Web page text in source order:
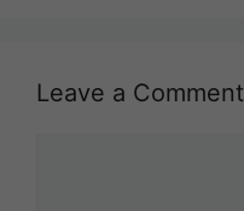
Leave a Comment